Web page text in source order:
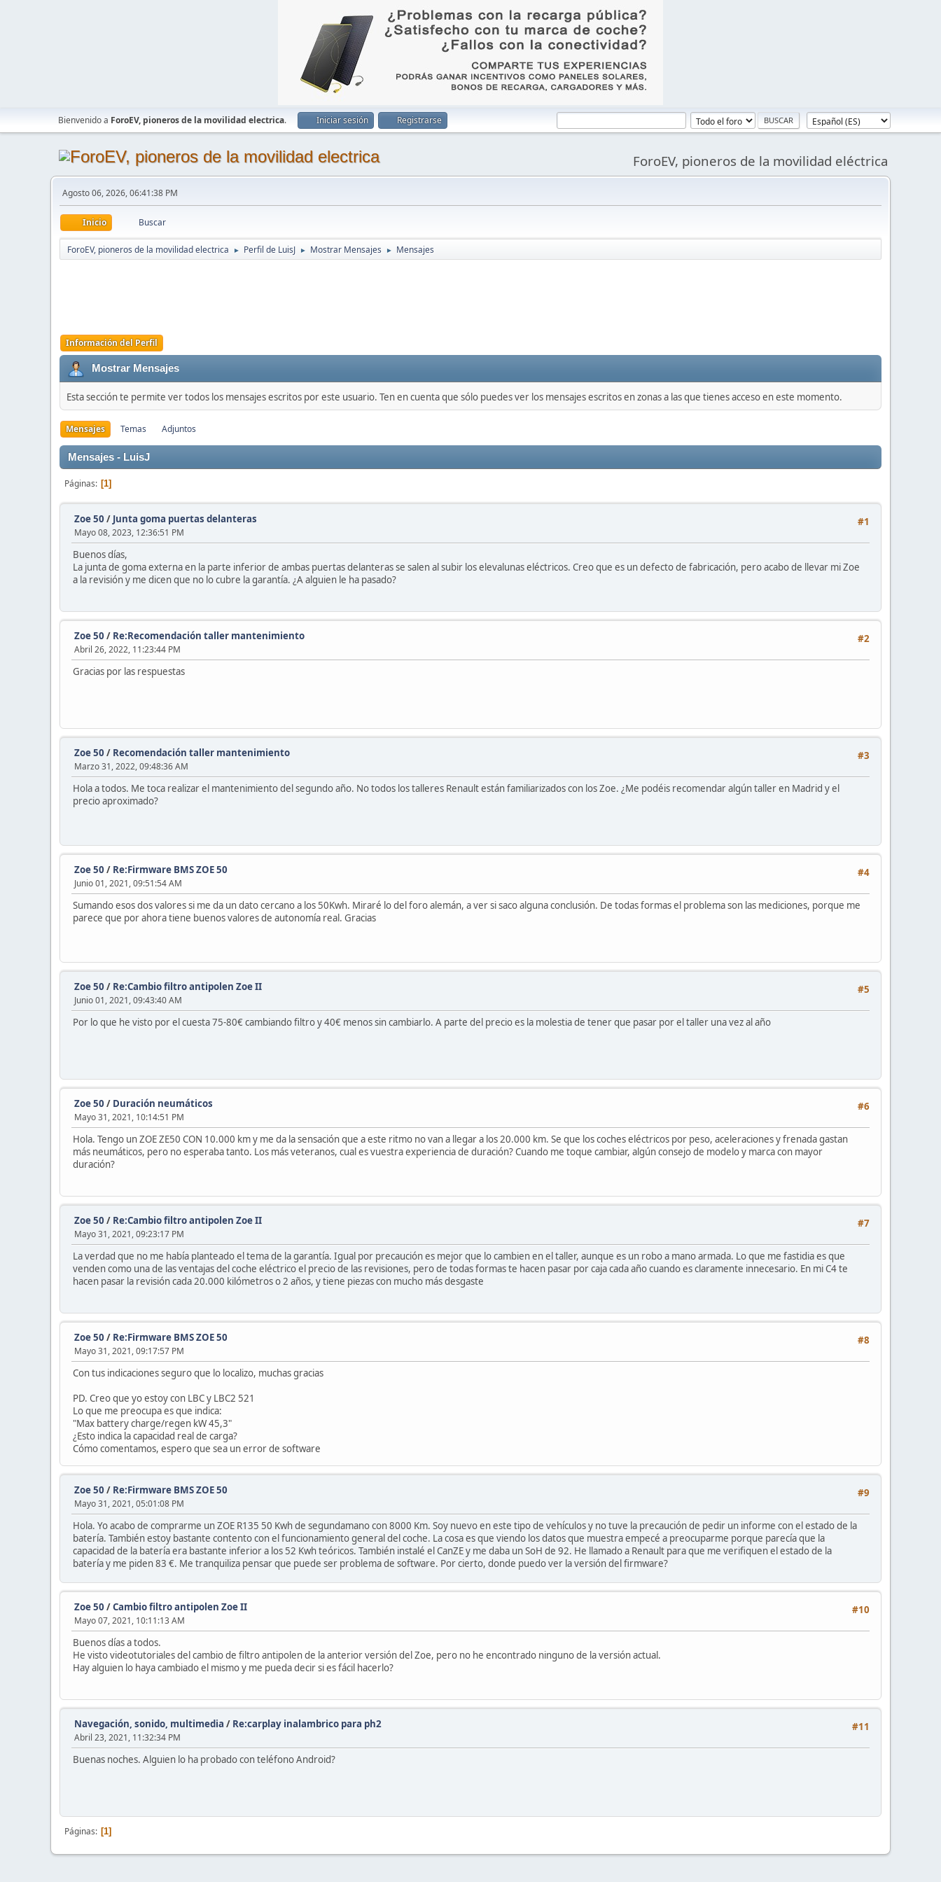
Bienvenido a ForoEV, pioneros de la movilidad electrica. Iniciar sesión Registrarse
ForoEV, pioneros de la movilidad eléctrica
Agosto 06, 2026, 06:41:38 PM
Inicio Buscar
ForoEV, pioneros de la movilidad electrica ► Perfil de LuisJ ► Mostrar Mensajes ► Mensajes
Información del Perfil
Mostrar Mensajes
Esta sección te permite ver todos los mensajes escritos por este usuario. Ten en cuenta que sólo puedes ver los mensajes escritos en zonas a las que tienes acceso en este momento.
Mensajes Temas Adjuntos
Mensajes - LuisJ
Páginas 1
#1
Zoe 50 / Junta goma puertas delanteras
Mayo 08, 2023, 12:36:51 PM
Buenos días,
La junta de goma externa en la parte inferior de ambas puertas delanteras se salen al subir los elevalunas eléctricos. Creo que es un defecto de fabricación, pero acabo de llevar mi Zoe
a la revisión y me dicen que no lo cubre la garantía. ¿A alguien le ha pasado?
#2
Zoe 50 / Re:Recomendación taller mantenimiento
Abril 26, 2022, 11:23:44 PM
Gracias por las respuestas
#3
Zoe 50 / Recomendación taller mantenimiento
Marzo 31, 2022, 09:48:36 AM
Hola a todos. Me toca realizar el mantenimiento del segundo año. No todos los talleres Renault están familiarizados con los Zoe. ¿Me podéis recomendar algún taller en Madrid y el
precio aproximado?
#4
Zoe 50 / Re:Firmware BMS ZOE 50
Junio 01, 2021, 09:51:54 AM
Sumando esos dos valores si me da un dato cercano a los 50Kwh. Miraré lo del foro alemán, a ver si saco alguna conclusión. De todas formas el problema son las mediciones, porque me
parece que por ahora tiene buenos valores de autonomía real. Gracias
#5
Zoe 50 / Re:Cambio filtro antipolen Zoe II
Junio 01, 2021, 09:43:40 AM
Por lo que he visto por el cuesta 75-80€ cambiando filtro y 40€ menos sin cambiarlo. A parte del precio es la molestia de tener que pasar por el taller una vez al año
#6
Zoe 50 / Duración neumáticos
Mayo 31, 2021, 10:14:51 PM
Hola. Tengo un ZOE ZE50 CON 10.000 km y me da la sensación que a este ritmo no van a llegar a los 20.000 km. Se que los coches eléctricos por peso, aceleraciones y frenada gastan
más neumáticos, pero no esperaba tanto. Los más veteranos, cual es vuestra experiencia de duración? Cuando me toque cambiar, algún consejo de modelo y marca con mayor
duración?
#7
Zoe 50 / Re:Cambio filtro antipolen Zoe II
Mayo 31, 2021, 09:23:17 PM
La verdad que no me había planteado el tema de la garantía. Igual por precaución es mejor que lo cambien en el taller, aunque es un robo a mano armada. Lo que me fastidia es que
venden como una de las ventajas del coche eléctrico el precio de las revisiones, pero de todas formas te hacen pasar por caja cada año cuando es claramente innecesario. En mi C4 te
hacen pasar la revisión cada 20.000 kilómetros o 2 años, y tiene piezas con mucho más desgaste
#8
Zoe 50 / Re:Firmware BMS ZOE 50
Mayo 31, 2021, 09:17:57 PM
Con tus indicaciones seguro que lo localizo, muchas gracias
PD. Creo que yo estoy con LBC y LBC2 521
Lo que me preocupa es que indica:
"Max battery charge/regen kW 45,3"
¿Esto indica la capacidad real de carga?
Cómo comentamos, espero que sea un error de software
#9
Zoe 50 / Re:Firmware BMS ZOE 50
Mayo 31, 2021, 05:01:08 PM
Hola. Yo acabo de comprarme un ZOE R135 50 Kwh de segundamano con 8000 Km. Soy nuevo en este tipo de vehículos y no tuve la precaución de pedir un informe con el estado de la
batería. También estoy bastante contento con el funcionamiento general del coche. La cosa es que viendo los datos que muestra empecé a preocuparme porque parecía que la
capacidad de la batería era bastante inferior a los 52 Kwh teóricos. También instalé el CanZE y me daba un SoH de 92. He llamado a Renault para que me verifiquen el estado de la
batería y me piden 83 €. Me tranquiliza pensar que puede ser problema de software. Por cierto, donde puedo ver la versión del firmware?
#10
Zoe 50 /Cambio filtro antipolen Zoe II
Mayo 07, 2021, 10:11:13 AM
Buenos días a todos.
He visto videotutoriales del cambio de filtro antipolen de la anterior versión del Zoe, pero no he encontrado ninguno de la versión actual.
Hay alguien lo haya cambiado el mismo y me pueda decir si es fácil hacerlo?
#11
Navegación, sonido, multimedia / Re:carplay inalambrico para ph2
Abril 23, 2021, 11:32:34 PM
Buenas noches. Alguien lo ha probado con teléfono Android?
Páginas 1